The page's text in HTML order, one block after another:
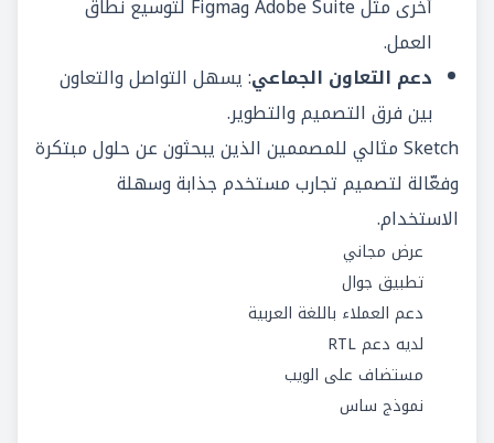
أخرى مثل Adobe Suite وFigma لتوسيع نطاق
العمل.
دعم التعاون الجماعي: يسهل التواصل والتعاون
بين فرق التصميم والتطوير.
Sketch مثالي للمصممين الذين يبحثون عن حلول مبتكرة
وفعّالة لتصميم تجارب مستخدم جذابة وسهلة
الاستخدام.
عرض مجاني
تطبيق جوال
دعم العملاء باللغة العربية
لديه دعم RTL
مستضاف على الويب
نموذج ساس